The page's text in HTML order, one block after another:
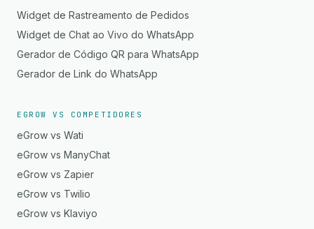
Widget de Rastreamento de Pedidos
Widget de Chat ao Vivo do WhatsApp
Gerador de Código QR para WhatsApp
Gerador de Link do WhatsApp
EGROW VS COMPETIDORES
eGrow vs Wati
eGrow vs ManyChat
eGrow vs Zapier
eGrow vs Twilio
eGrow vs Klaviyo